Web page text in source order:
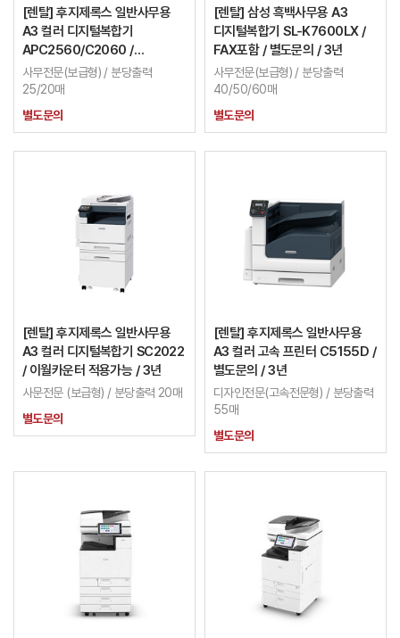
[렌탈] 후지제록스 일반사무용
A3 컬러 디지털복합기
APC2560/C2060 /
이월카운터 적용가능 / 3년
사무전문(보급형) / 분당출력
25/20매
별도문의
[렌탈] 삼성 흑백사무용 A3
디지털복합기 SL-K7600LX /
FAX포함 / 별도문의 / 3년
사무전문(보급형) / 분당출력
40/50/60매
별도문의
[렌탈] 후지제록스 일반사무용
A3 컬러 디지털복합기 SC2022
/ 이월카운터 적용가능 / 3년
사문전문 (보급형) / 분당출력 20매
별도문의
[렌탈] 후지제록스 일반사무용
A3 컬러 고속 프린터 C5155D /
별도문의 / 3년
디자인전문(고속전문형) / 분당출력
55매
별도문의